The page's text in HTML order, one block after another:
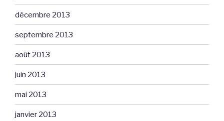
décembre 2013
septembre 2013
août 2013
juin 2013
mai 2013
janvier 2013